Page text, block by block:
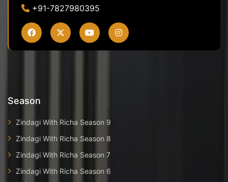
+91-7827980395
Season
Zindagi With Richa Season 9
Zindagi With Richa Season 8
Zindagi With Richa Season 7
Zindagi With Richa Season 6